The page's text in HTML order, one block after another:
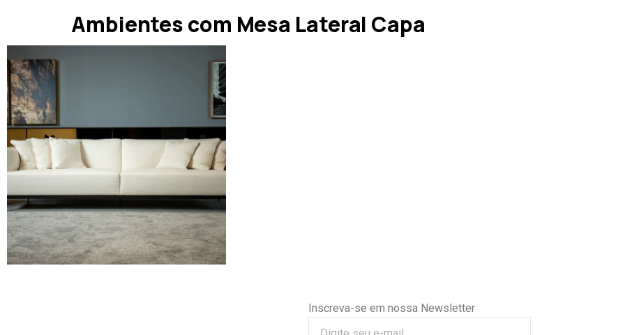
Ambientes com Mesa Lateral Capa
Inscreva-se em nossa Newsletter